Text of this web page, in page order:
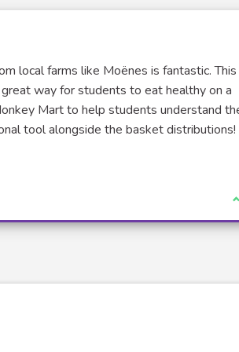
local farms like Moënes is fantastic.
way for students to eat healthy on a
Mart to help students understand
tool alongside the basket distributions!